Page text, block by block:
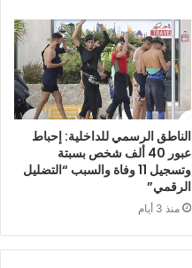
الناطق الرسمي للداخلية: إحباط
عبور 40 ألف شخص بسبتة
وتسجيل 11 وفاة والسبب “التضليل
الرقمي”
منذ 3 أيام